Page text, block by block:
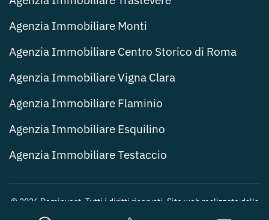
Agenzia Immobiliare Monti
Agenzia Immobiliare Centro Storico di Roma
Agenzia Immobiliare Vigna Clara
Agenzia Immobiliare Flaminio
Agenzia Immobiliare Esquilino
Agenzia Immobiliare Testaccio
© 2026 Dominvest. Tutti i diritti riservati. Sito web realizzato dalla